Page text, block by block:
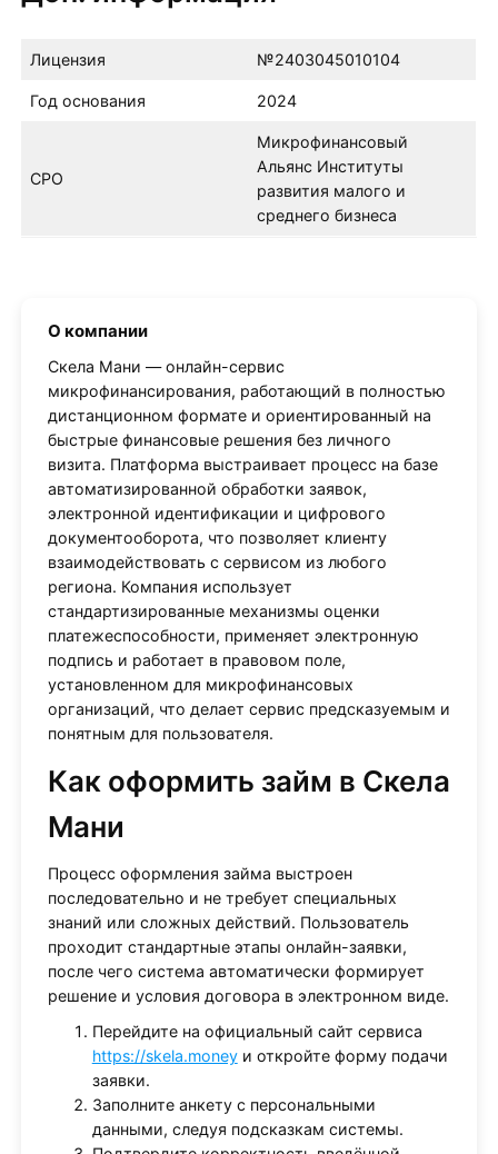
Лицензия №2403045010104
Год основания 2024
СРО
Микрофинансовый
Альянс Институты
развития малого и
среднего бизнеса
О компании
Скела Мани — онлайн-сервис
микрофинансирования, работающий в полностью
дистанционном формате и ориентированный на
быстрые финансовые решения без личного
визита. Платформа выстраивает процесс на базе
автоматизированной обработки заявок,
электронной идентификации и цифрового
документооборота, что позволяет клиенту
взаимодействовать с сервисом из любого
региона. Компания использует
стандартизированные механизмы оценки
платежеспособности, применяет электронную
подпись и работает в правовом поле,
установленном для микрофинансовых
организаций, что делает сервис предсказуемым и
понятным для пользователя.
Как оформить займ в Скела
Мани
Процесс оформления займа выстроен
последовательно и не требует специальных
знаний или сложных действий. Пользователь
проходит стандартные этапы онлайн-заявки,
после чего система автоматически формирует
решение и условия договора в электронном виде.
Перейдите на официальный сайт сервиса
https://skela.moneyи откройте форму подачи
заявки.
Заполните анкету с персональными
данными, следуя подсказкам системы.